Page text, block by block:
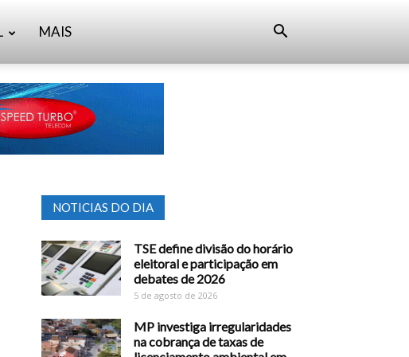
MAIS
NOTICIAS DO DIA
TSE define divisão do horário
eleitoral e participação em
debates de 2026
5 de agosto de 2026
MP investiga irregularidades
na cobrança de taxas de